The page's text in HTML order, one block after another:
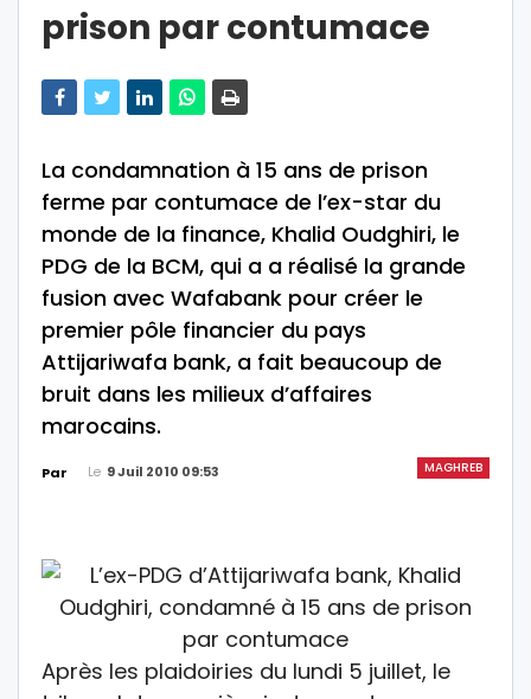
prison par contumace
La condamnation à 15 ans de prison
ferme par contumace de l’ex-star du
monde de la finance, Khalid Oudghiri, le
PDG de la BCM, qui a a réalisé la grande
fusion avec Wafabank pour créer le
premier pôle financier du pays
Attijariwafa bank, a fait beaucoup de
bruit dans les milieux d’affaires
marocains.
MAGHREB
Par Le 9 Juil 2010 09:53
Après les plaidoiries du lundi 5 juillet, le